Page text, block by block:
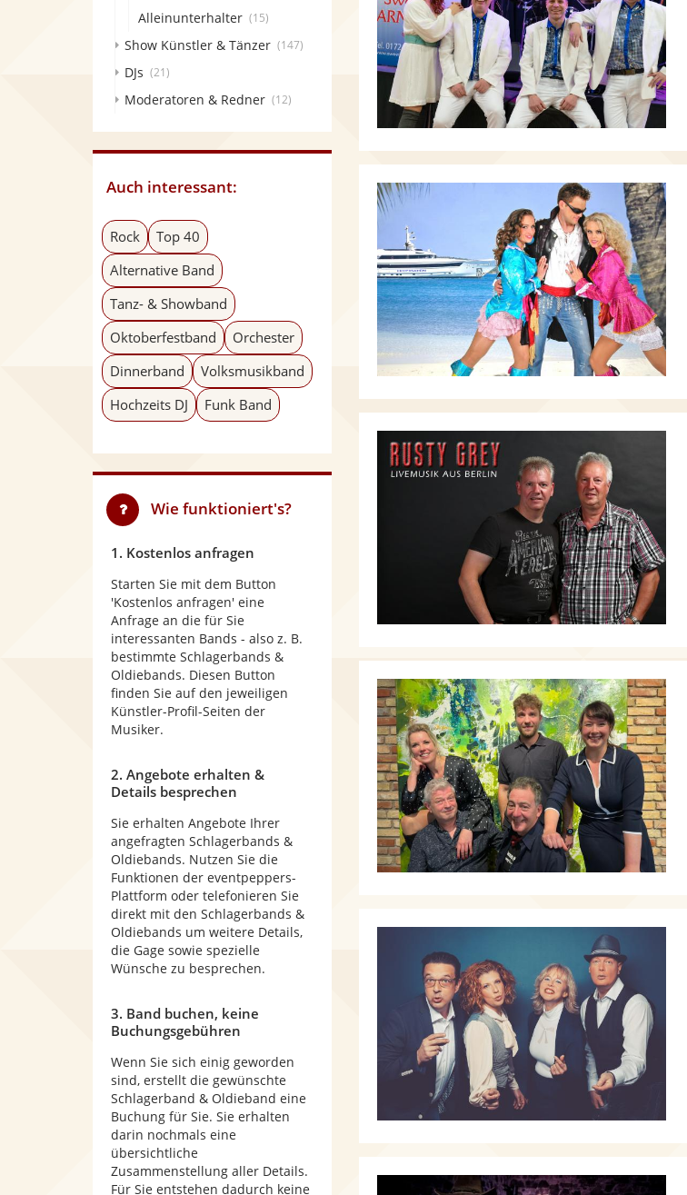
Alleinunterhalter (15)
Show Künstler & Tänzer (147)
DJs (21)
Moderatoren & Redner (12)
Auch interessant:
Rock
Top 40
Alternative Band
Tanz- & Showband
Oktoberfestband
Orchester
Dinnerband
Volksmusikband
Hochzeits DJ
Funk Band
Wie funktioniert's?
1. Kostenlos anfragen
Starten Sie mit dem Button
'Kostenlos anfragen' eine
Anfrage an die für Sie
interessanten Bands - also z. B.
bestimmte Schlagerbands &
Oldiebands. Diesen Button
finden Sie auf den jeweiligen
Künstler-Profil-Seiten der
Musiker.
2. Angebote erhalten &
Details besprechen
Sie erhalten Angebote Ihrer
angefragten Schlagerbands &
Oldiebands. Nutzen Sie die
Funktionen der eventpeppers-
Plattform oder telefonieren Sie
direkt mit den Schlagerbands &
Oldiebands um weitere Details,
die Gage sowie spezielle
Wünsche zu besprechen.
3. Band buchen, keine
Buchungsgebühren
Wenn Sie sich einig geworden
sind, erstellt die gewünschte
Schlagerband & Oldieband eine
Buchung für Sie. Sie erhalten
darin nochmals eine
übersichtliche
Zusammenstellung aller Details.
Für Sie entstehen dadurch keine